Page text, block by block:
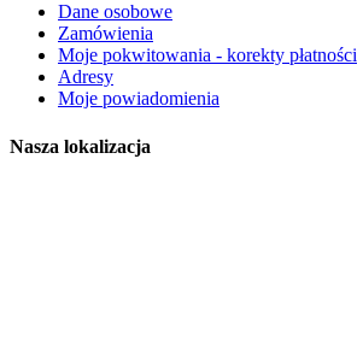
Dane osobowe
Zamówienia
Moje pokwitowania - korekty płatności
Adresy
Moje powiadomienia
Nasza lokalizacja